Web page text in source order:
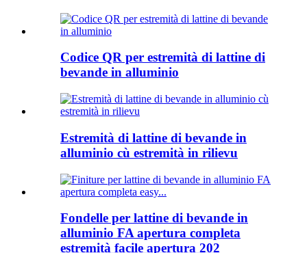
Codice QR per estremità di lattine di
bevande in alluminio
Estremità di lattine di bevande in
alluminio cù estremità in rilievu
Fondelle per lattine di bevande in
alluminio FA apertura completa
estremità facile apertura 202